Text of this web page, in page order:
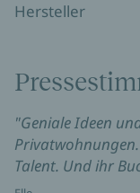
Hersteller
"Geniale Ideen
Talent. Und ihr